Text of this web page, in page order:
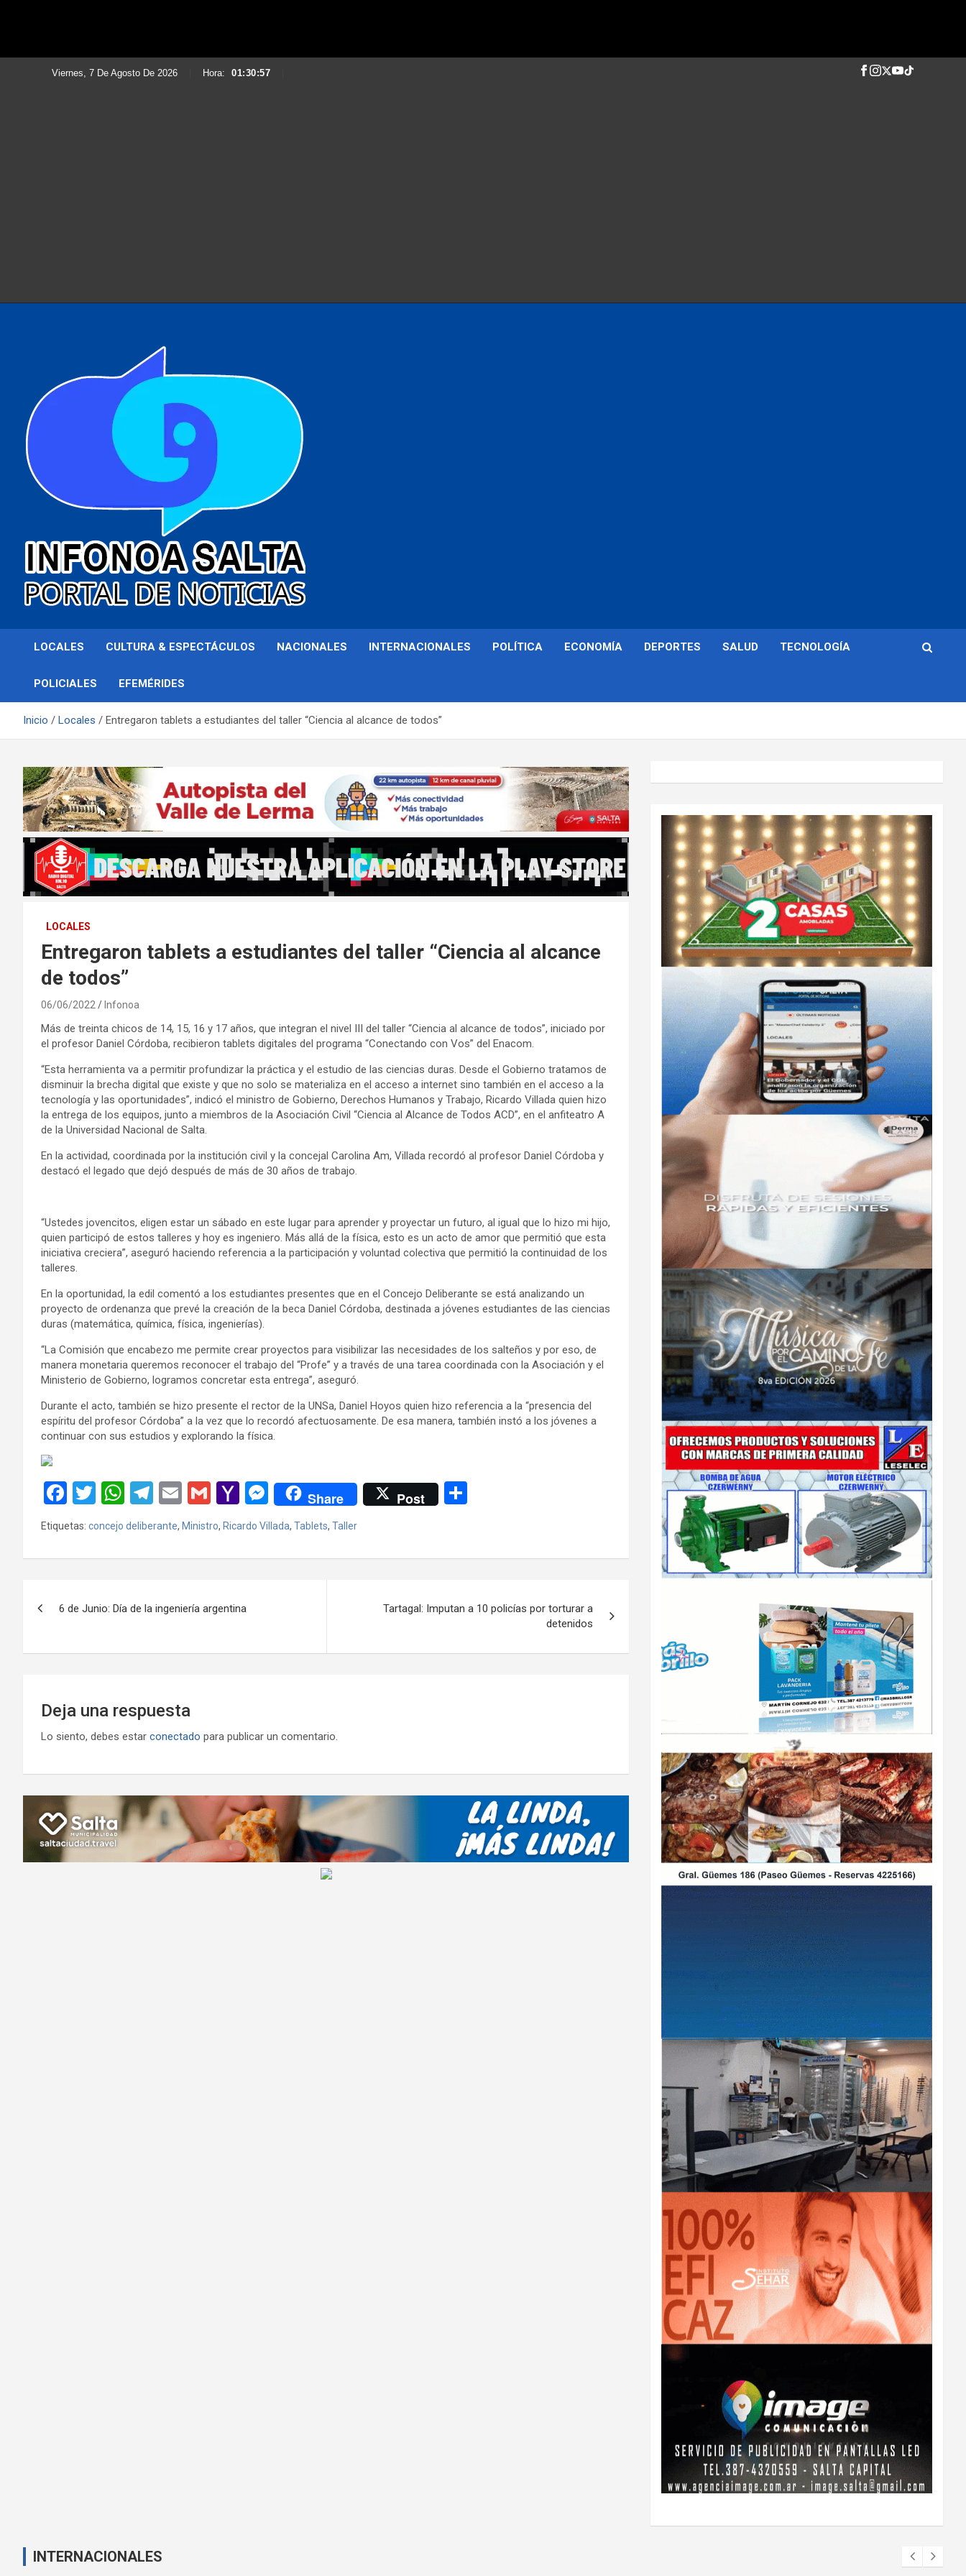
Viernes, 7 De Agosto De 2026 Hora: 01:30:57
Infonoa Salta
LOCALES CULTURA & ESPECTÁCULOS NACIONALES INTERNACIONALES POLÍTICA ECONOMÍA DEPORTES SALUD TECNOLOGÍA
POLICIALES EFEMÉRIDES
Inicio Locales Entregaron tablets a estudiantes del taller “Ciencia al alcance de todos”
LOCALES
Entregaron tablets a estudiantes del taller “Ciencia al alcance
de todos”
06/06/2022 Infonoa
Más de treinta chicos de 14, 15, 16 y 17 años, que integran el nivel III del taller “Ciencia al alcance de todos”, iniciado por
el profesor Daniel Córdoba, recibieron tablets digitales del programa “Conectando con Vos” del Enacom.
“Esta herramienta va a permitir profundizar la práctica y el estudio de las ciencias duras. Desde el Gobierno tratamos de
disminuir la brecha digital que existe y que no solo se materializa en el acceso a internet sino también en el acceso a la
tecnología y las oportunidades”, indicó el ministro de Gobierno, Derechos Humanos y Trabajo, Ricardo Villada quien hizo
la entrega de los equipos, junto a miembros de la Asociación Civil “Ciencia al Alcance de Todos ACD”, en el anfiteatro A
de la Universidad Nacional de Salta.
En la actividad, coordinada por la institución civil y la concejal Carolina Am, Villada recordó al profesor Daniel Córdoba y
destacó el legado que dejó después de más de 30 años de trabajo.
“Ustedes jovencitos, eligen estar un sábado en este lugar para aprender y proyectar un futuro, al igual que lo hizo mi hijo,
quien participó de estos talleres y hoy es ingeniero. Más allá de la física, esto es un acto de amor que permitió que esta
iniciativa creciera”, aseguró haciendo referencia a la participación y voluntad colectiva que permitió la continuidad de los
talleres.
En la oportunidad, la edil comentó a los estudiantes presentes que en el Concejo Deliberante se está analizando un
proyecto de ordenanza que prevé la creación de la beca Daniel Córdoba, destinada a jóvenes estudiantes de las ciencias
duras (matemática, química, física, ingenierías).
“La Comisión que encabezo me permite crear proyectos para visibilizar las necesidades de los salteños y por eso, de
manera monetaria queremos reconocer el trabajo del “Profe” y a través de una tarea coordinada con la Asociación y el
Ministerio de Gobierno, logramos concretar esta entrega”, aseguró.
Durante el acto, también se hizo presente el rector de la UNSa, Daniel Hoyos quien hizo referencia a la “presencia del
espíritu del profesor Córdoba” a la vez que lo recordó afectuosamente. De esa manera, también instó a los jóvenes a
continuar con sus estudios y explorando la física.
F
a
ce
b
o
T
wi
tt
er
W
h
at
s
p
T
el
e
gr
m
E
m
ail
G
m
ail
Y
a
h
o
M
M
es
se
n
Share Post
p
tir
Etiquetas: concejo deliberante, Ministro, Ricardo Villada, Tablets, Taller
entradas
6 de Junio: Día de la ingeniería argentina
Tartagal: Imputan a 10 policías por torturar a
detenidos
Deja una respuesta
Lo siento, debes estar conectado para publicar un comentario.
INTERNACIONALES